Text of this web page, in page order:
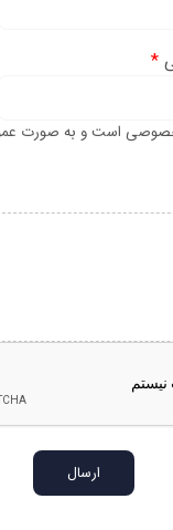
*
خصوصی است و به صورت